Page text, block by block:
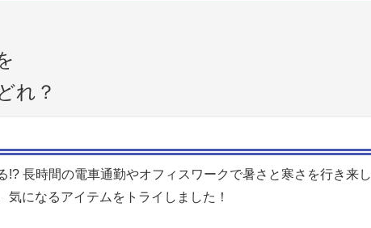
れ？
!? 長時間の電車通勤やオフィスワークで暑さと寒さを行き来し
になるアイテムをトライしました！